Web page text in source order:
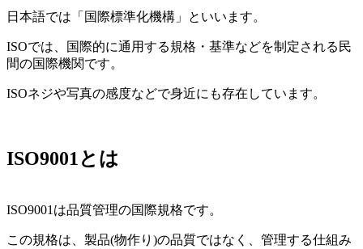
日本語では「国際標準化機構」といいます。
ISOでは、国際的に通用する規格・基準などを制定される民
間の国際機関です。
ISOネジや写真の感度などで身近にも存在しています。
ISO9001とは
ISO9001は品質管理の国際規格です。
この規格は、製品(物作り)の品質ではなく、管理する仕組み